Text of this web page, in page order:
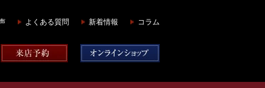
よくある質問 新着情報 コラム